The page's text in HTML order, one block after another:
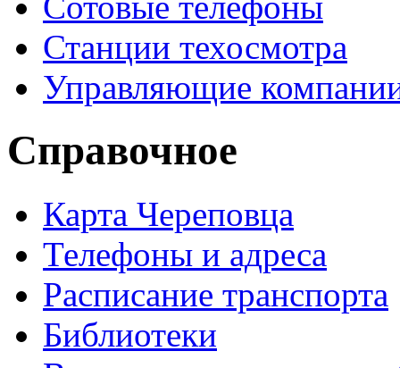
Станции техосмотра
Управляющие
Справочное
Карта Череповца
Телефоны и адреса
Расписание транспорта
Библиотеки